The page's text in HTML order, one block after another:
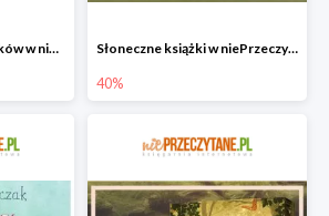
Nowe wydanie Muminków w niePrzeczytane.pl do -50% Słoneczne książki w niePrzeczytane.pl do -40%
40%